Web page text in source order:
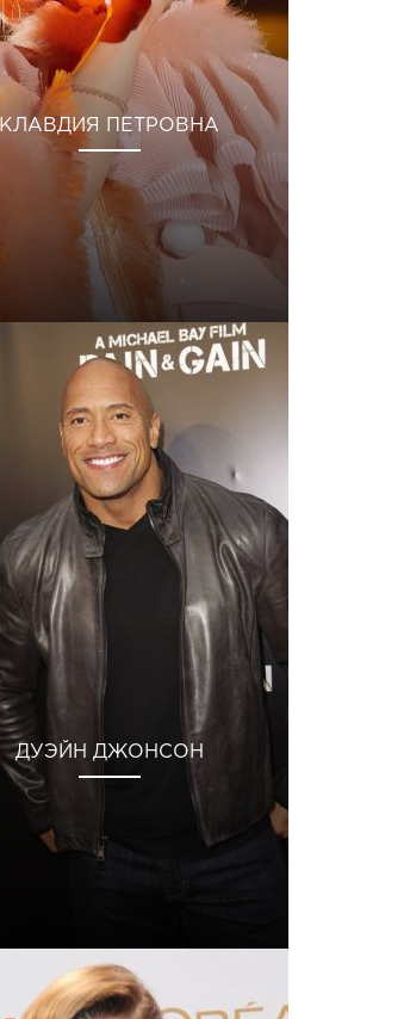
КЛАВДИЯ ПЕТРОВНА
ДУЭЙН ДЖОНСОН